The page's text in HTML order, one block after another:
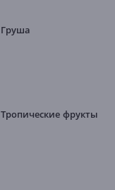
Груша
Тропические фрукты